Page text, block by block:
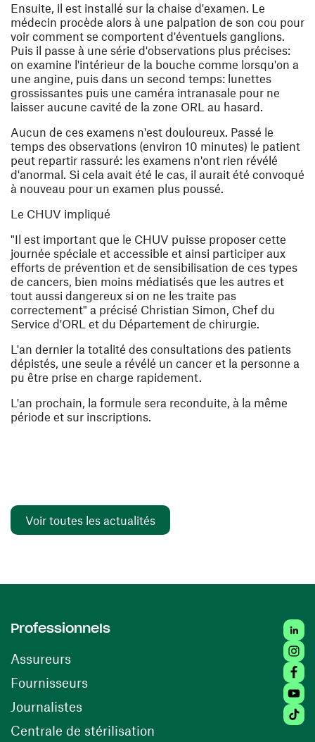
Ensuite, il est installé sur la chaise d'examen. Le
médecin procède alors à une palpation de son cou pour
voir comment se comportent d'éventuels ganglions.
Puis il passe à une série d'observations plus précises:
on examine l'intérieur de la bouche comme lorsqu'on a
une angine, puis dans un second temps: lunettes
grossissantes puis une caméra intranasale pour ne
laisser aucune cavité de la zone ORL au hasard.
Aucun de ces examens n'est douloureux. Passé le
temps des observations (environ 10 minutes) le patient
peut repartir rassuré: les examens n'ont rien révélé
d'anormal. Si cela avait été le cas, il aurait été convoqué
à nouveau pour un examen plus poussé.
Le CHUV impliqué
"Il est important que le CHUV puisse proposer cette
journée spéciale et accessible et ainsi participer aux
efforts de prévention et de sensibilisation de ces types
de cancers, bien moins médiatisés que les autres et
tout aussi dangereux si on ne les traite pas
correctement" a précisé Christian Simon, Chef du
Service d'ORL et du Département de chirurgie.
L'an dernier la totalité des consultations des patients
dépistés, une seule a révélé un cancer et la personne a
pu être prise en charge rapidement.
L'an prochain, la formule sera reconduite, à la même
période et sur inscriptions.
Voir toutes les actualités
Professionnels
Assureurs
Fournisseurs(ouvre une nouvelle fenêtre)
Journalistes
Centrale de stérilisation (ouvre une nouvelle